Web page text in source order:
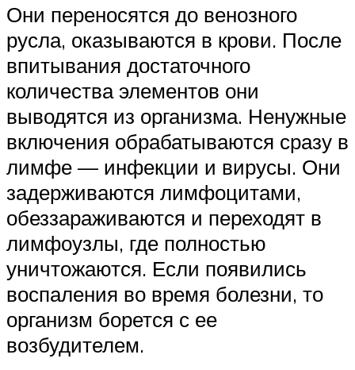
Они переносятся до венозного
русла, оказываются в крови. После
впитывания достаточного
количества элементов они
выводятся из организма. Ненужные
включения обрабатываются сразу в
лимфе — инфекции и вирусы. Они
задерживаются лимфоцитами,
обеззараживаются и переходят в
лимфоузлы, где полностью
уничтожаются. Если появились
воспаления во время болезни, то
организм борется с ее
возбудителем.